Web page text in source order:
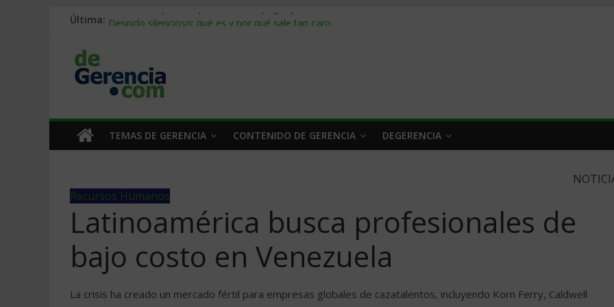
Última: Stablecoins para empresas: cómo pagar y cobrar en 2026
Trabajo forzoso en la cadena de suministro: qué hacer
Mercado hispano de EE. UU.: cómo segmentarlo y venderle
TEMAS DE GERENCIA CONTENIDO DE GERENCIA DEGERENCIA
Recursos Humanos
Latinoamérica busca profesionales de
bajo costo en Venezuela
La crisis ha creado un mercado fértil para empresas globales de cazatalentos, incluyendo Korn Ferry, Caldwell